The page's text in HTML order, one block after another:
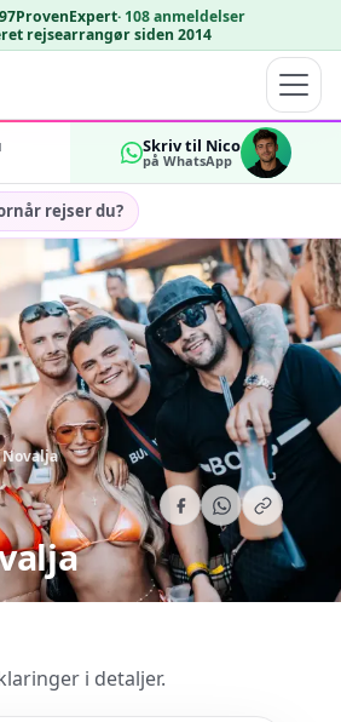
ProvenExpert· 108 anmeldelser
rejsearrangør siden 2014
Skriv til Nico
på WhatsApp
rejser du?
rejsedatoer…
OK
i detaljer.